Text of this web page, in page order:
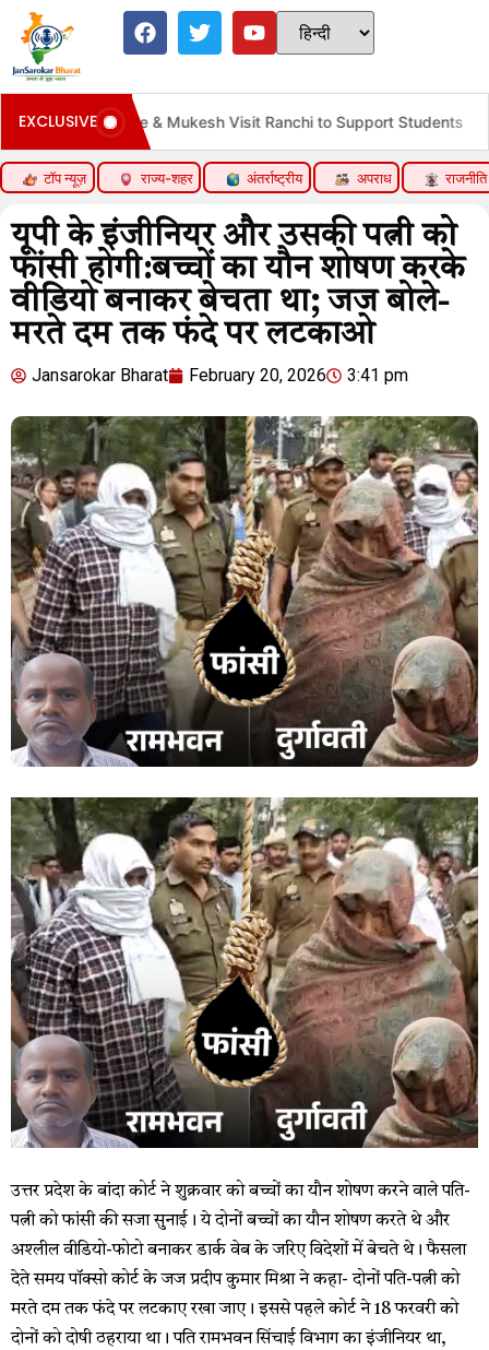
EXCLUSIVE
& Mukesh Visit Ranchi to Support Students चीन में
टॉप न्यूज़ राज्य-शहर अंतर्राष्ट्रीय अपराध राजनीति
यूपी के इंजीनियर और उसकी पत्नी को
फांसी होगी:बच्चों का यौन शोषण करके
वीडियो बनाकर बेचता था; जज बोले-
मरते दम तक फंदे पर लटकाओ
Jansarokar Bharat February 20, 2026 3:41 pm
उत्तर प्रदेश के बांदा कोर्ट ने शुक्रवार को बच्चों का यौन शोषण करने वाले पति-
पत्नी को फांसी की सजा सुनाई। ये दोनों बच्चों का यौन शोषण करते थे और
अश्लील वीडियो-फोटो बनाकर डार्क वेब के जरिए विदेशों में बेचते थे। फैसला
देते समय पॉक्सो कोर्ट के जज प्रदीप कुमार मिश्रा ने कहा- दोनों पति-पत्नी को
मरते दम तक फंदे पर लटकाए रखा जाए। इससे पहले कोर्ट ने 18 फरवरी को
दोनों को दोषी ठहराया था। पति रामभवन सिंचाई विभाग का इंजीनियर था,